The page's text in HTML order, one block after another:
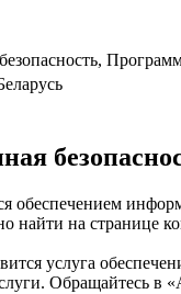
найти на
услуга